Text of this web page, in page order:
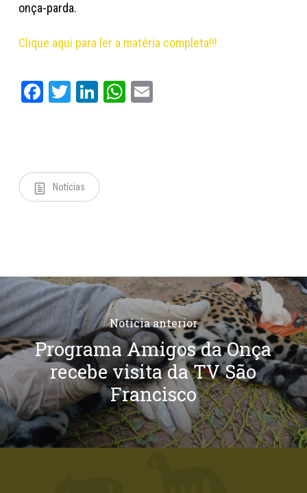
onça-parda.
Clique aqui para ler a matéria completa!!!
Facebook
Twitter
LinkedIn
WhatsApp
Email
Notícias
Notícia anterior
Programa Amigos da Onça
recebe visita da TV São
Francisco